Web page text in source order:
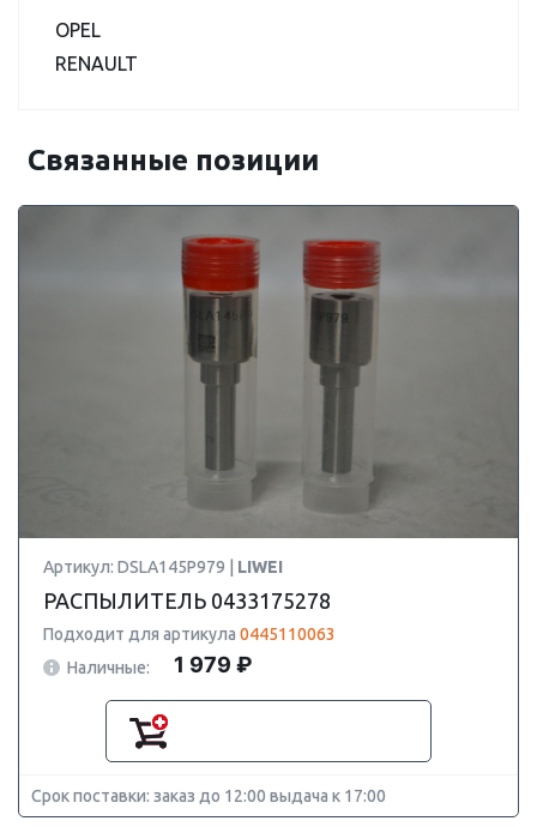
OPEL
RENAULT
Связанные позиции
Артикул: DSLA145P979 | LIWEI
РАСПЫЛИТЕЛЬ 0433175278
Подходит для артикула 0445110063
Наличные:
1 979 ₽
Срок поставки: заказ до 12:00 выдача к 17:00